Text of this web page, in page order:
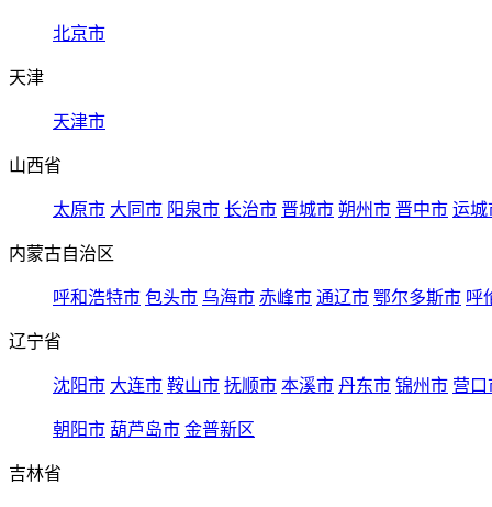
北京市
天津
天津市
山西省
太原市 大同市 阳泉市 长治市 晋城市 朔州市 晋中市 运城
内蒙古自治区
呼和浩特市 包头市 乌海市 赤峰市 通辽市 鄂尔多斯市 呼
辽宁省
沈阳市 大连市 鞍山市 抚顺市 本溪市 丹东市 锦州市 营口
朝阳市 葫芦岛市 金普新区
吉林省